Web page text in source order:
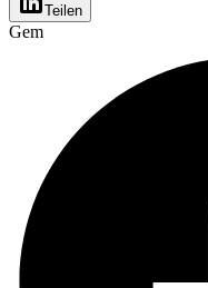
Teilen
Gem